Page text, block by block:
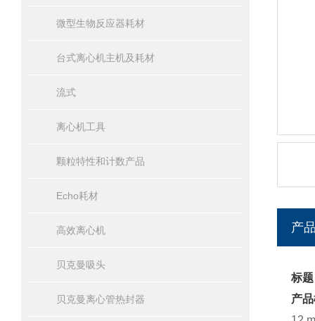
微型生物反应器耗材
台式离心机主机及耗材
流式
离心机工具
颗粒特性和计数产品
Echo耗材
高效离心机
贝克曼吸头
贝克曼离心管热封器
产
标
产